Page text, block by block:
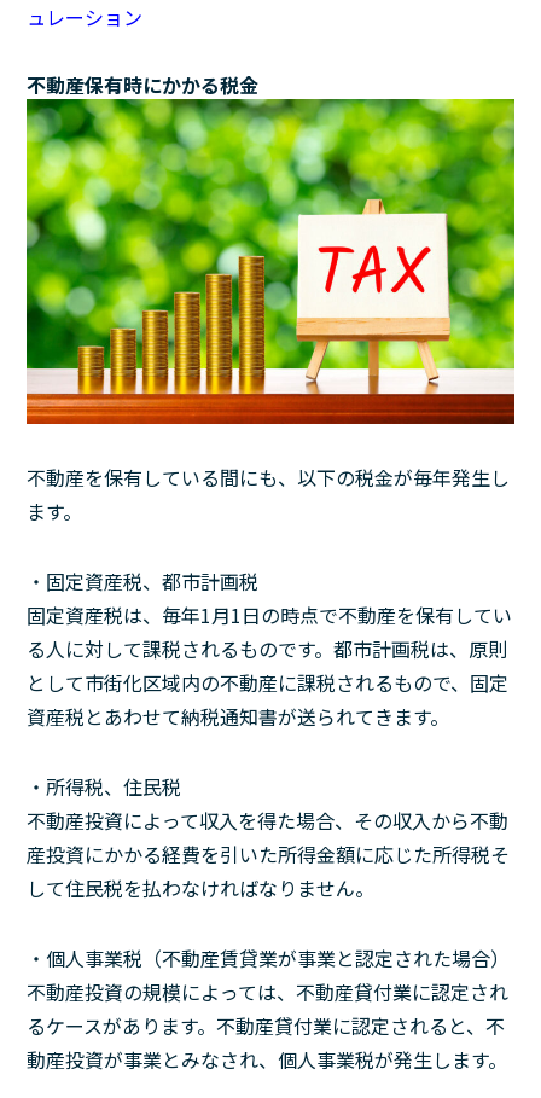
ュレーション
不動産保有時にかかる税金
不動産を保有している間にも、以下の税金が毎年発生し
ます。
・固定資産税、都市計画税
固定資産税は、毎年1月1日の時点で不動産を保有してい
る人に対して課税されるものです。都市計画税は、原則
として市街化区域内の不動産に課税されるもので、固定
資産税とあわせて納税通知書が送られてきます。
・所得税、住民税
不動産投資によって収入を得た場合、その収入から不動
産投資にかかる経費を引いた所得金額に応じた所得税そ
して住民税を払わなければなりません。
・個人事業税（不動産賃貸業が事業と認定された場合）
不動産投資の規模によっては、不動産貸付業に認定され
るケースがあります。不動産貸付業に認定されると、不
動産投資が事業とみなされ、個人事業税が発生します。